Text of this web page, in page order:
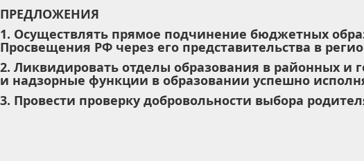
ПРЕДЛОЖЕНИЯ
1. Осуществлять прямое подчинение бюджетных
Просвещения РФ через его представительства в
2. Ликвидировать отделы образования в районных и
и надзорные функции в образовании успешно
3. Провести проверку добровольности выбора